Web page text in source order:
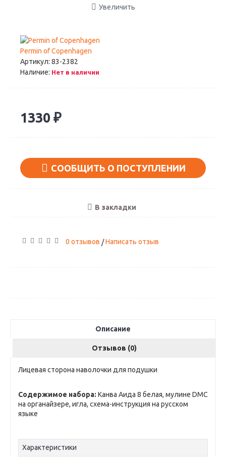
Увеличить
Permin of Copenhagen
Артикул: 83-2382
Наличие: Нет в наличии
1330 ₽
СООБЩИТЬ О ПОСТУПЛЕНИИ
В закладки
0 отзывов /Написать отзыв
Описание
Отзывов (0)
Лицевая сторона наволочки для подушки
Содержимое набора: Канва Аида 8 белая, мулине DMC
на органайзере, игла, схема-инструкция на русском
языке
Характеристики